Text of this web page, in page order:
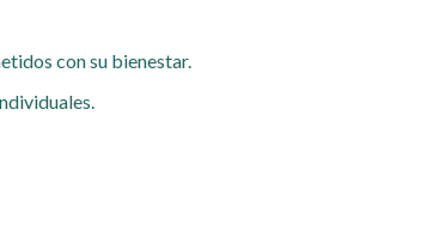
con su bienestar.